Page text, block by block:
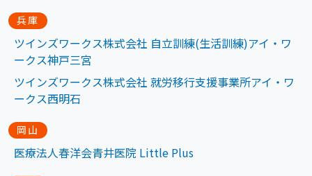
兵庫
ツインズワークス株式会社 自立訓練(生活訓練)アイ・ワ
ークス神戸三宮
ツインズワークス株式会社 就労移行支援事業所アイ・ワ
ークス西明石
岡山
医療法人春洋会青井医院 Little Plus